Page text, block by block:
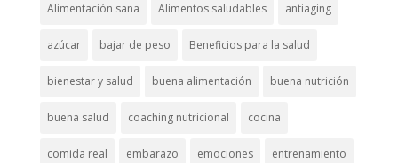
Alimentación sana Alimentos saludables antiaging
azúcar bajar de peso Beneficios para la salud
bienestar y salud buena alimentación buena nutrición
buena salud coaching nutricional cocina
comida real embarazo emociones entrenamiento